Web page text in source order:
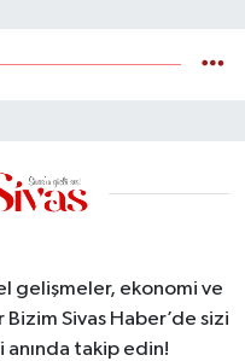
gelişmeler, ekonomi ve
Sivas Haber’de sizi
anında takip edin!